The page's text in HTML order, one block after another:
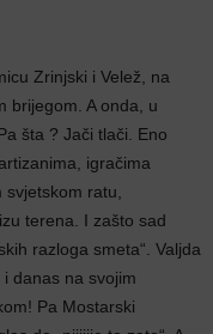
Zrinjski i Velež, na
brijegom. A onda, u
šta ? Jači tlači. Eno
igračima
svjetskom ratu,
terena. I zašto sad
razloga smeta“. Valjda
danas na svojim
Pa Mostarski